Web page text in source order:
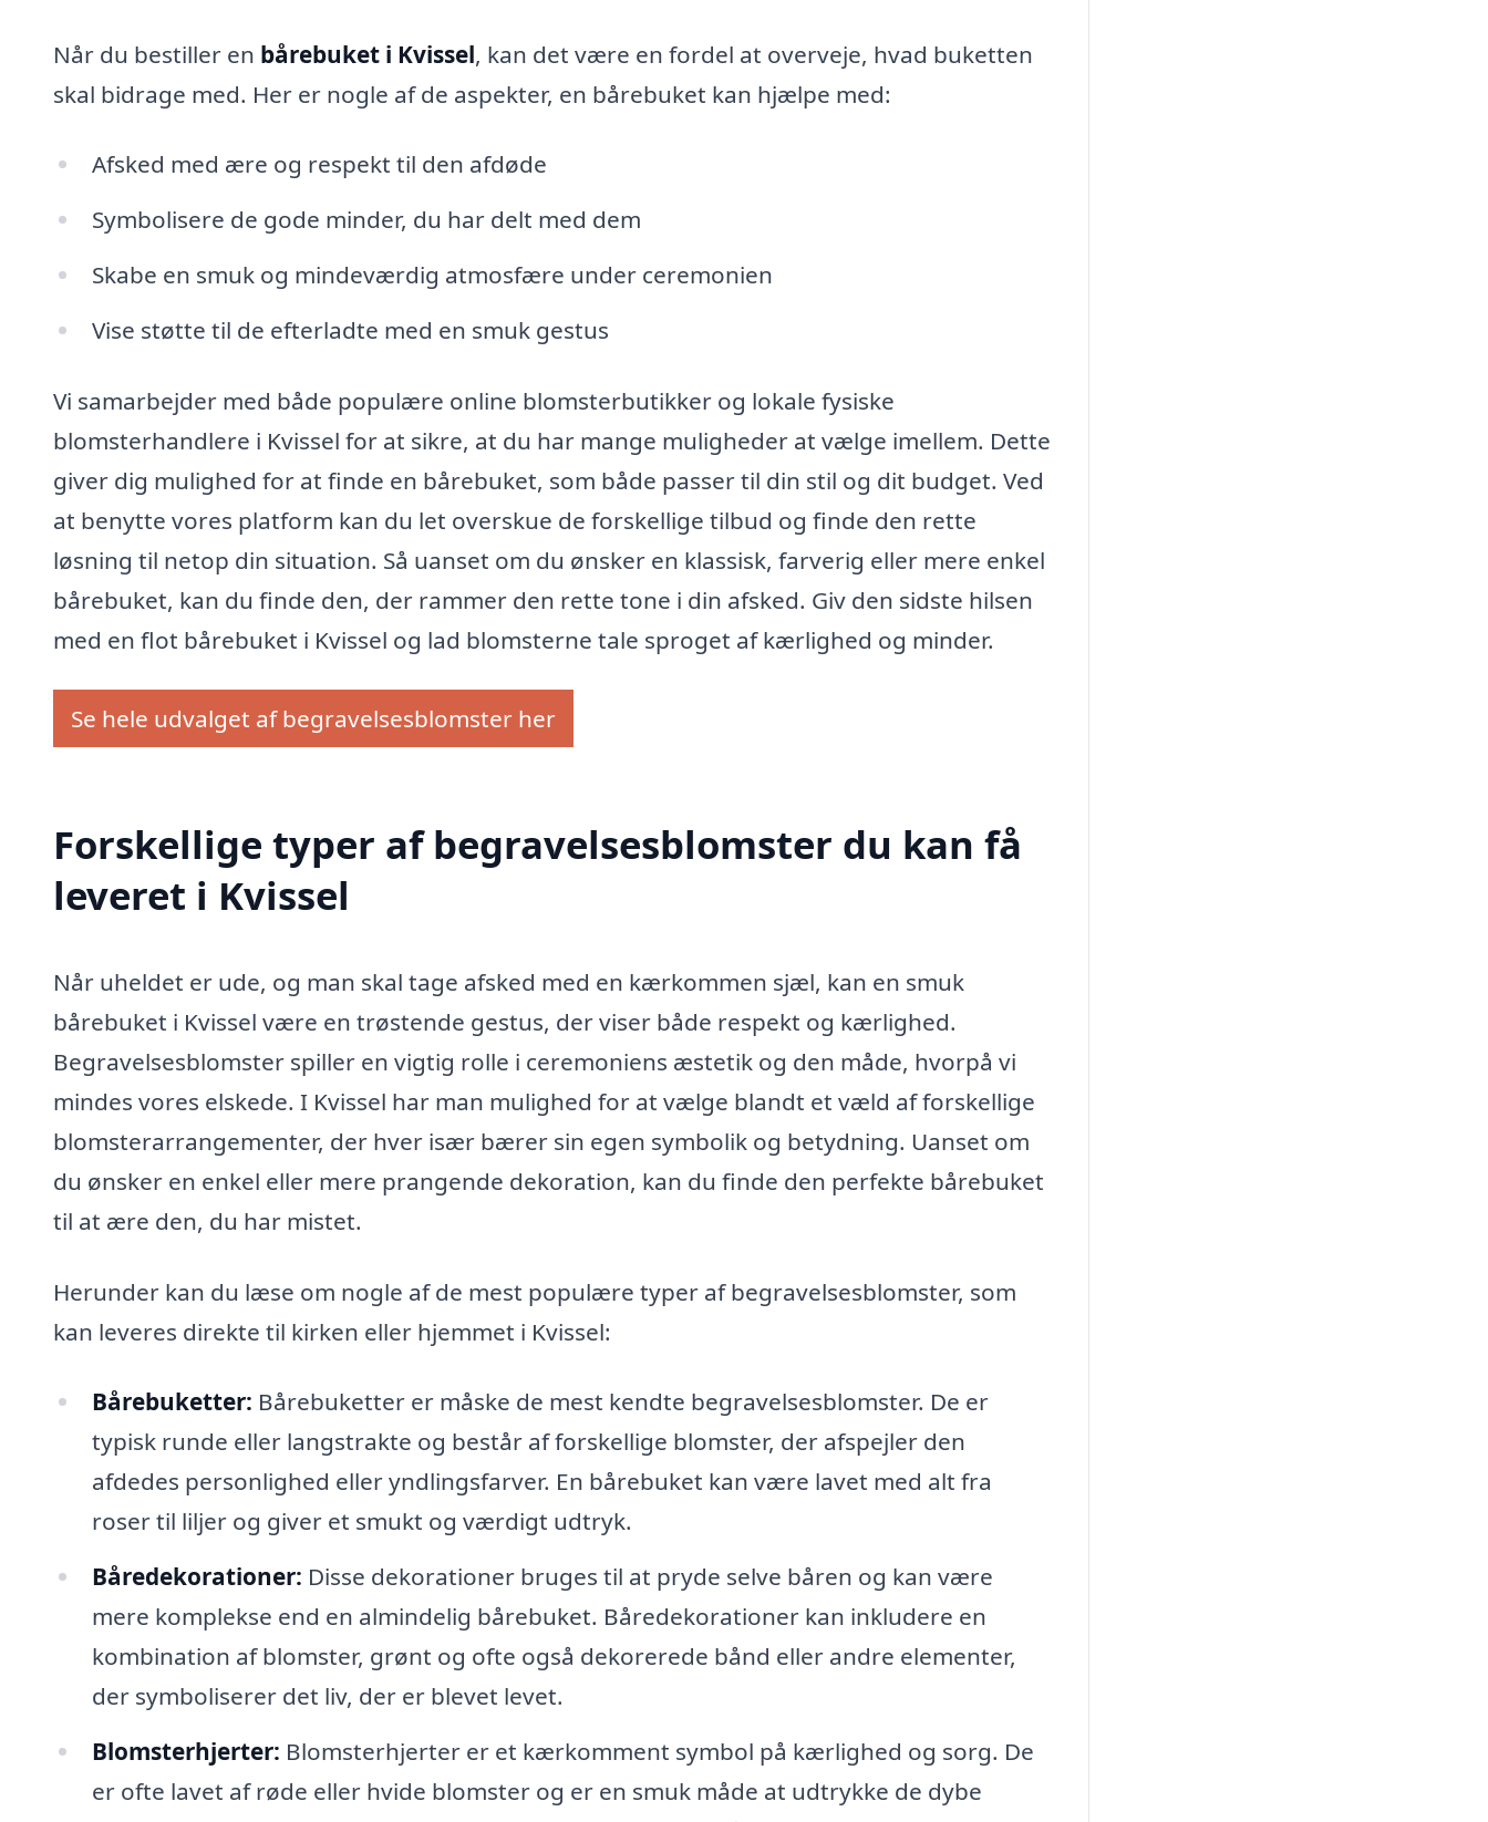
Når du bestiller en bårebuket i Kvissel, kan det være en fordel at overveje, hvad buketten
skal bidrage med. Her er nogle af de aspekter, en bårebuket kan hjælpe med:
Afsked med ære og respekt til den afdøde
Symbolisere de gode minder, du har delt med dem
Skabe en smuk og mindeværdig atmosfære under ceremonien
Vise støtte til de efterladte med en smuk gestus
Vi samarbejder med både populære online blomsterbutikker og lokale fysiske
blomsterhandlere i Kvissel for at sikre, at du har mange muligheder at vælge imellem. Dette
giver dig mulighed for at finde en bårebuket, som både passer til din stil og dit budget. Ved
at benytte vores platform kan du let overskue de forskellige tilbud og finde den rette
løsning til netop din situation. Så uanset om du ønsker en klassisk, farverig eller mere enkel
bårebuket, kan du finde den, der rammer den rette tone i din afsked. Giv den sidste hilsen
med en flot bårebuket i Kvissel og lad blomsterne tale sproget af kærlighed og minder.
Se hele udvalget af begravelsesblomster her
Forskellige typer af begravelsesblomster du kan få
leveret i Kvissel
Når uheldet er ude, og man skal tage afsked med en kærkommen sjæl, kan en smuk
bårebuket i Kvissel være en trøstende gestus, der viser både respekt og kærlighed.
Begravelsesblomster spiller en vigtig rolle i ceremoniens æstetik og den måde, hvorpå vi
mindes vores elskede. I Kvissel har man mulighed for at vælge blandt et væld af forskellige
blomsterarrangementer, der hver især bærer sin egen symbolik og betydning. Uanset om
du ønsker en enkel eller mere prangende dekoration, kan du finde den perfekte bårebuket
til at ære den, du har mistet.
Herunder kan du læse om nogle af de mest populære typer af begravelsesblomster, som
kan leveres direkte til kirken eller hjemmet i Kvissel:
Bårebuketter: Bårebuketter er måske de mest kendte begravelsesblomster. De er
typisk runde eller langstrakte og består af forskellige blomster, der afspejler den
afdedes personlighed eller yndlingsfarver. En bårebuket kan være lavet med alt fra
roser til liljer og giver et smukt og værdigt udtryk.
Båredekorationer: Disse dekorationer bruges til at pryde selve båren og kan være
mere komplekse end en almindelig bårebuket. Båredekorationer kan inkludere en
kombination af blomster, grønt og ofte også dekorerede bånd eller andre elementer,
der symboliserer det liv, der er blevet levet.
Blomsterhjerter: Blomsterhjerter er et kærkomment symbol på kærlighed og sorg. De
er ofte lavet af røde eller hvide blomster og er en smuk måde at udtrykke de dybe